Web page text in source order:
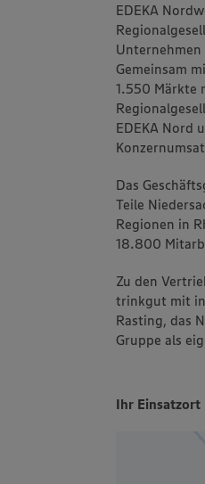
EDEKA
Gemeinsam
1.550 Märkte
EDEKA Nord
Das
Teile
Regionen in
18.800
Zu den
trinkgut mit
Rasting, das
Gruppe als
Ihr Einsatzort